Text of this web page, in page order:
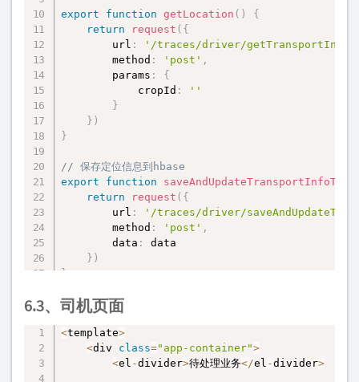
export function getLocation ( )
{
return
request ( {
        url
:
'/traces/driver/
        method
: 'post' ,
        params
:
{
            cropId
:
''
}
} )
}
// 保存定位信息到hbase
export
function
return
request ( {
        url
:
'/traces/driver/
        method
: 'post' ,
        data
:
data
} )
}
export function
        url
        method
: 'post',
        data
: data
6.3、司机页面
<template>
<div class="app-container">
<el -divider>待处理业务</el -divider>